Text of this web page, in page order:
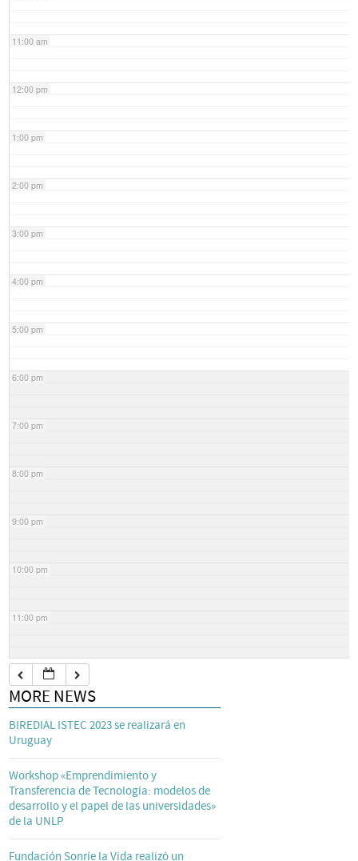
11:00 am
12:00 pm
1:00 pm
2:00 pm
3:00 pm
4:00 pm
5:00 pm
6:00 pm
7:00 pm
8:00 pm
9:00 pm
10:00 pm
11:00 pm
MORE NEWS
BIREDIAL ISTEC 2023 se realizará en
Uruguay
Workshop «Emprendimiento y
Transferencia de Tecnología: modelos de
desarrollo y el papel de las universidades»
de la UNLP
Fundación Sonríe la Vida realizó un